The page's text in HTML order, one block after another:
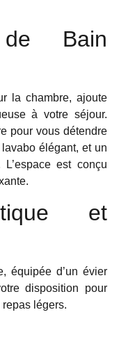
Bain
la chambre, ajoute
à votre séjour.
pour vous détendre
élégant, et un
est conçu
et
équipée d’un évier
disposition pour
légers.